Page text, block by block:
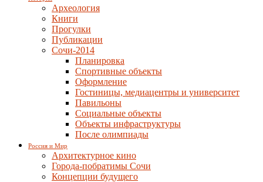
Археология
Книги
Прогулки
Публикации
Сочи-2014
Планировка
Спортивные объекты
Оформление
Гостиницы, медиацентры и университет
Павильоны
Социальные объекты
Объекты инфраструктуры
После олимпиады
Россия и Мир
Архитектурное кино
Города-побратимы Сочи
Концепции будущего